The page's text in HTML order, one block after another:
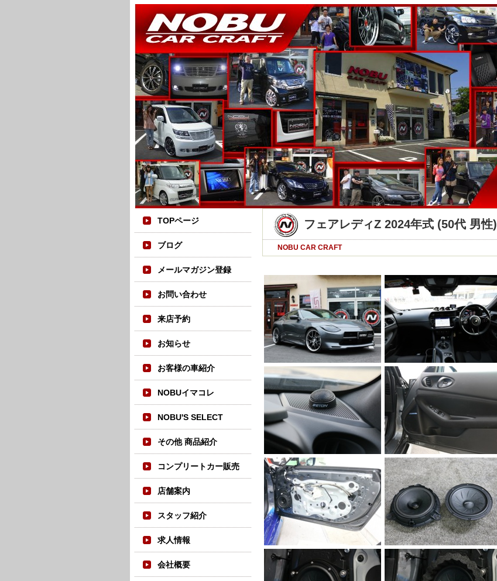
TOPページ
ブログ
メールマガジン登録
お問い合わせ
来店予約
お知らせ
お客様の車紹介
NOBUイマコレ
NOBU'S SELECT
その他 商品紹介
コンプリートカー販売
店舗案内
スタッフ紹介
求人情報
会社概要
フェアレディZ 2024年式 (50代 男性)
NOBU CAR CRAFT